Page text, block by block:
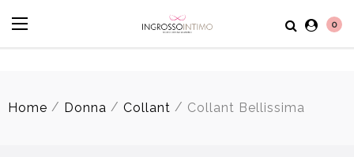
0
Home / Donna / Collant / Collant Bellissima